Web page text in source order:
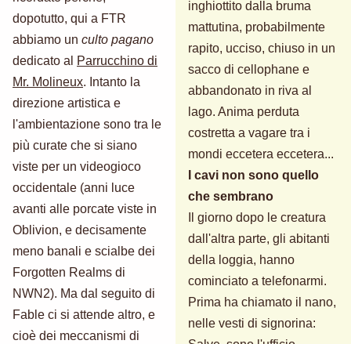
dopotutto, qui a FTR
abbiamo un culto pagano
dedicato al
Parrucchino di
Mr. Molineux. Intanto la
direzione artistica e
l'ambientazione sono tra le
più curate che si siano
viste per un videogioco
occidentale (anni luce
avanti alle porcate viste in
Oblivion, e decisamente
meno banali e scialbe dei
Forgotten Realms di
NWN2). Ma dal seguito di
Fable ci si attende altro, e
cioè dei meccanismi di
inghiottito dalla bruma
mattutina, probabilmente
rapito, ucciso, chiuso in un
sacco di cellophane e
abbandonato in riva al
lago. Anima perduta
costretta a vagare tra i
mondi eccetera eccetera...
I cavi non sono quello
che sembrano
Il giorno dopo le creatura
dall'altra parte, gli abitanti
della loggia, hanno
cominciato a telefonarmi.
Prima ha chiamato il nano,
nelle vesti di signorina: